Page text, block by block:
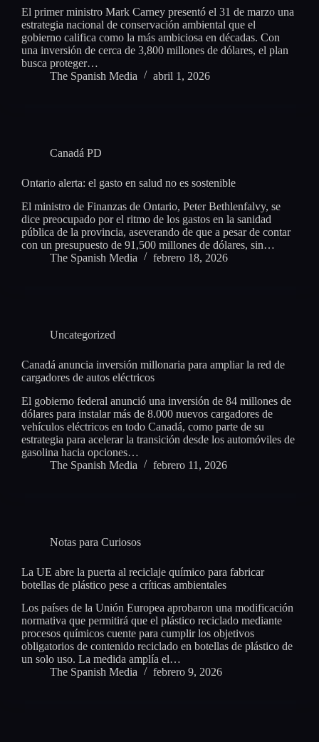
El primer ministro Mark Carney presentó el 31 de marzo una
estrategia nacional de conservación ambiental que el
gobierno califica como la más ambiciosa en décadas. Con
una inversión de cerca de 3,800 millones de dólares, el plan
busca proteger…
The Spanish Media
abril 1, 2026
Canadá PD
Ontario alerta: el gasto en salud no es sostenible
El ministro de Finanzas de Ontario, Peter Bethlenfalvy, se
dice preocupado por el ritmo de los gastos en la sanidad
pública de la provincia, aseverando de que a pesar de contar
con un presupuesto de 91,500 millones de dólares, sin…
The Spanish Media
febrero 18, 2026
Uncategorized
Canadá anuncia inversión millonaria para ampliar la red de
cargadores de autos eléctricos
El gobierno federal anunció una inversión de 84 millones de
dólares para instalar más de 8.000 nuevos cargadores de
vehículos eléctricos en todo Canadá, como parte de su
estrategia para acelerar la transición desde los automóviles de
gasolina hacia opciones…
The Spanish Media
febrero 11, 2026
Notas para Curiosos
La UE abre la puerta al reciclaje químico para fabricar
botellas de plástico pese a críticas ambientales
Los países de la Unión Europea aprobaron una modificación
normativa que permitirá que el plástico reciclado mediante
procesos químicos cuente para cumplir los objetivos
obligatorios de contenido reciclado en botellas de plástico de
un solo uso. La medida amplía el…
The Spanish Media
febrero 9, 2026